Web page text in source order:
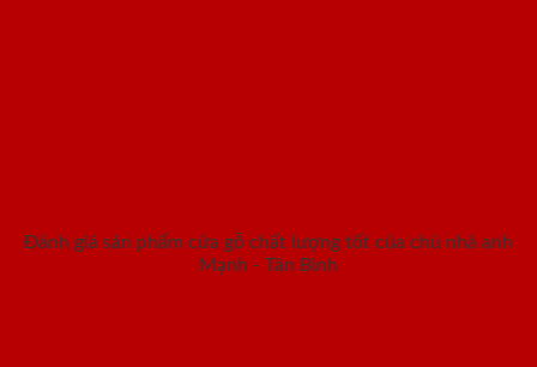
Đánh giá sản phẩm cửa gỗ chất lượng tốt của chủ nhà anh
Mạnh - Tân Bình